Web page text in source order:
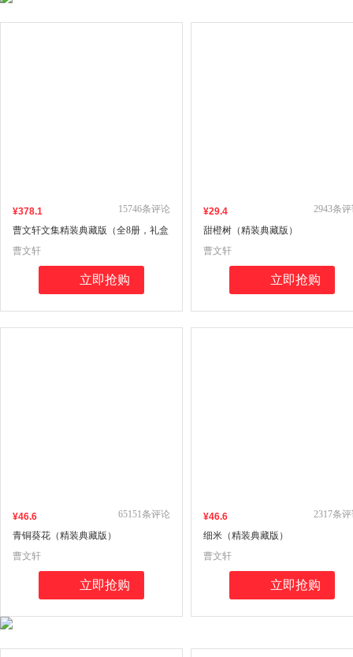
¥378.1
曹文轩文集精装典藏版（全8册，礼盒
版，含草房子，青铜葵花，火印，根
鸟，细米，山羊不吃天堂草，甜橙
15746条评论
曹文轩
立即抢购
¥29.4
甜橙树（精装典藏版）
2943条
曹文轩
立即抢购
¥46.6
青铜葵花（精装典藏版）
65151条评论
曹文轩
立即抢购
¥46.6
细米（精装典藏版）
2317条
曹文轩
立即抢购